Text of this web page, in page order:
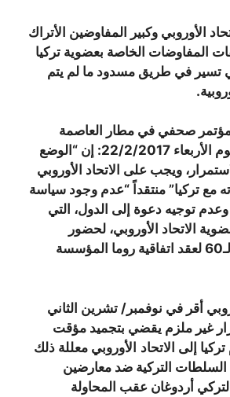
الأوروبي وكبير المفاوضين الأتراك
المفاوضات الخاصة بعضوية تركيا
تسير في طريق مسدود ما لم يتم
صحفي في مطار العاصمة
البولندية وارسو اليوم الأربعاء 22/2/2017: إن “الوضع
ويجب على الاتحاد الأوروبي
مع تركيا” منتقداً “عدم وجود سياسة
وعدم توجيه دعوة إلى الدول، التي
الاتحاد الأوروبي، لحضور
الاحتفال بالذكرى الـ60 لعقد اتفاقية روما المؤسسة
أقر في نوفمبر/ تشرين الثاني
غير ملزم يقضي بتجميد مؤقت
إلى الاتحاد الأوروبي معللة ذلك
السلطات التركية ضد معارضين
أردوغان عقب المحاولة